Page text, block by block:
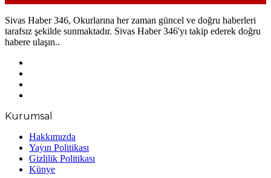
Sivas Haber 346, Okurlarına her zaman güncel ve doğru haberleri
tarafsız şekilde sunmaktadır. Sivas Haber 346'yı takip ederek doğru
habere ulaşın..
Kurumsal
Hakkımızda
Yayın Politikası
Gizlilik Politikası
Künye